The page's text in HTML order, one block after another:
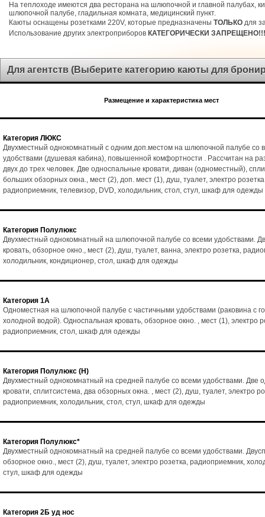
На теплоходе имеются два ресторана на шлюпочной и главной палубах,
шлюпочной палубе, гладильная комната, медицинский пункт.
Каюты оснащены розетками 220V, которые предназначены ТОЛЬКО для
Использование других электроприборов КАТЕГОРИЧЕСКИ ЗАПРЕЩЕНО!!!
Для агентств (Выберите категорию каюты для
Размещение и характеристика мест
Категория ЛЮКС
Двухместный однокомнатный с одним доп.местом на шлюпочной палубе со
удобствами (душевая кабина), повышенной комфортности . Рассчитан на
двух до трех человек. Две односпальные кровати, диван (одноместный),
больших обзорных окна., мест (2), доп. мест (1), душ, туалет, электро
радиоприемник, телевизор, DVD, холодильник, стол, стул, шкаф для одежды
Категория Полулюкс
Двухместный однокомнатный на шлюпочной палубе со всеми удобствами.
кровать, обзорное окно., мест (2), душ, туалет, ванна, электро розетка,
холодильник, кондиционер, стол, шкаф для одежды
Категория 1А
Одноместная на шлюпочной палубе с частичными удобствами (раковина с
холодной водой). Односпальная кровать, обзорное окно. , мест (1), электро
радиоприемник, стол, шкаф для одежды
Категория Полулюкс (Н)
Двухместный однокомнатный на средней палубе со всеми удобствами. Две
кровати, сплитсистема, два обзорных окна. , мест (2), душ, туалет, электро
радиоприемник, холодильник, стол, стул, шкаф для одежды
Категория Полулюкс*
Двухместный однокомнатный на средней палубе со всеми удобствами.
обзорное окно., мест (2), душ, туалет, электро розетка, радиоприемник,
стул, шкаф для одежды
Категория 2Б уд нос